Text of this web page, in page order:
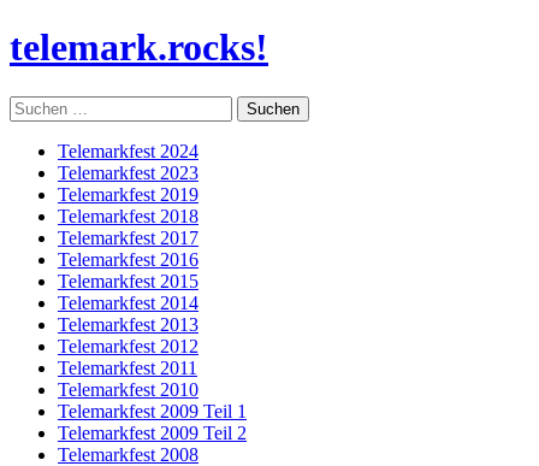
Skip
to
telemark.rocks!
Suchen
nach:
Telemarkfest 2024
Telemarkfest 2023
Telemarkfest 2019
Telemarkfest 2018
Telemarkfest 2017
Telemarkfest 2016
Telemarkfest 2015
Telemarkfest 2014
Telemarkfest 2013
Telemarkfest 2012
Telemarkfest 2011
Telemarkfest 2010
Telemarkfest 2009 Teil 1
Telemarkfest 2009 Teil 2
Telemarkfest 2008